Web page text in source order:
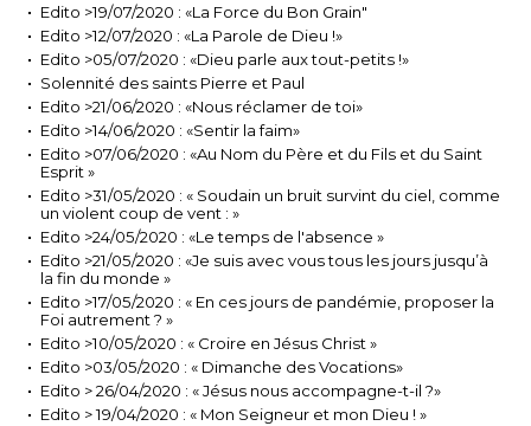
Edito >19/07/2020 : «La Force du Bon Grain"
Edito >12/07/2020 : «La Parole de Dieu !»
Edito >05/07/2020 : «Dieu parle aux tout-petits !»
Solennité des saints Pierre et Paul
Edito >21/06/2020 : «Nous réclamer de toi»
Edito >14/06/2020 : «Sentir la faim»
Edito >07/06/2020 : «Au Nom du Père et du Fils et du Saint
Esprit »
Edito >31/05/2020 : « Soudain un bruit survint du ciel, comme
un violent coup de vent : »
Edito >24/05/2020 : «Le temps de l'absence »
Edito >21/05/2020 : «Je suis avec vous tous les jours jusqu’à
la fin du monde »
Edito >17/05/2020 : « En ces jours de pandémie, proposer la
Foi autrement ? »
Edito >10/05/2020 : « Croire en Jésus Christ »
Edito >03/05/2020 : « Dimanche des Vocations»
Edito > 26/04/2020 : « Jésus nous accompagne-t-il ?»
Edito > 19/04/2020 : « Mon Seigneur et mon Dieu ! »